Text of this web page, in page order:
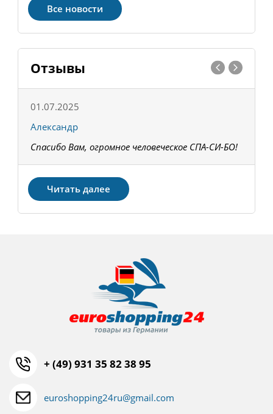
Все новости
Отзывы
01.07.2025
Александр
Спасибо Вам, огромное человеческое СПА-СИ-БО!
Читать далее
+ (49) 931 35 82 38 95
euroshopping24ru@gmail.com